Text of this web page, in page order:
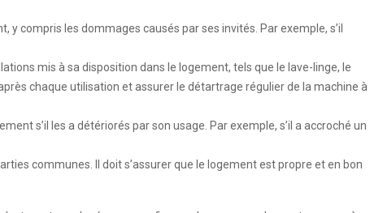
y compris les dommages causés par ses invités. Par exemple, s’il
mis à sa disposition dans le logement, tels que le lave-linge, le
chaque utilisation et assurer le détartrage régulier de la machine à
s’il les a détériorés par son usage. Par exemple, s’il a accroché un
communes. Il doit s’assurer que le logement est propre et en bon